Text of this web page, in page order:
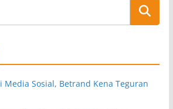
Media Sosial, Betrand Kena Teguran